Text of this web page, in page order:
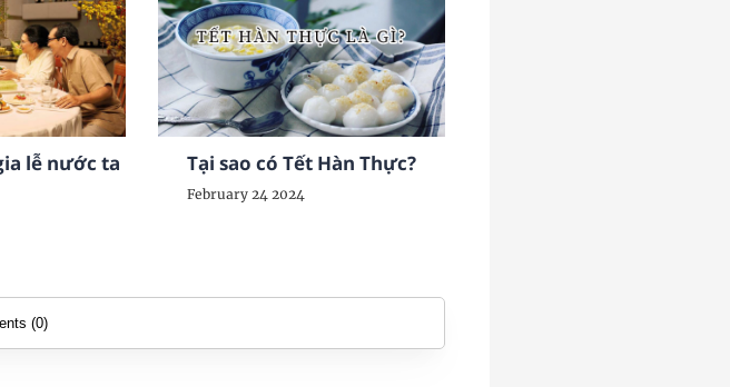
lễ nước ta
Tại sao có Tết Hàn Thực?
February 24 2024
(0)